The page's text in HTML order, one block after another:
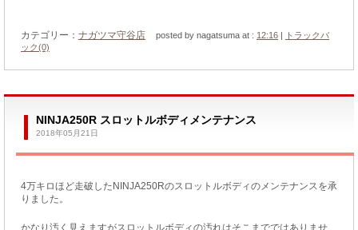
カテゴリー： ナガツマ守谷店 posted by nagatsuma at : 12:16 |
トラックバ
ック(0)
NINJA250R スロットルボディメンテナンス
2018年05月21日
4万キロほど走破したNINJA250Rのスロットルボディのメンテナンスを承
りました。
かなり汚く見えますがスロットルボディの汚れはそこまでではありませ